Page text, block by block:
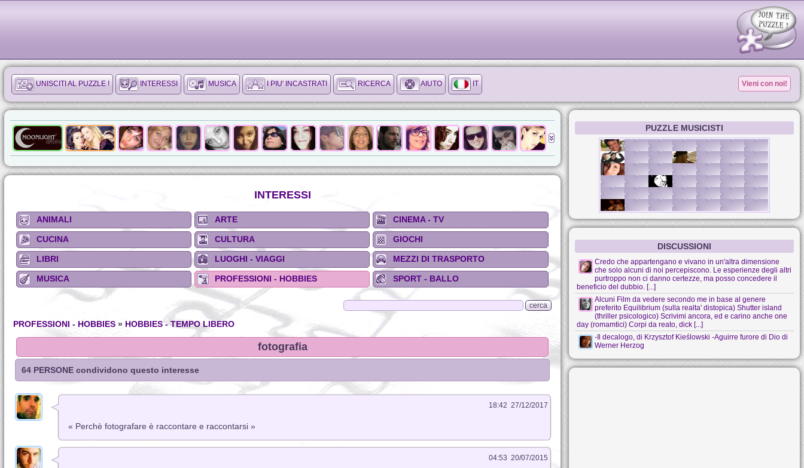
UNISCITI AL PUZZLE ! INTERESSI MUSICA I PIU' INCASTRATI RICERCA AIUTO IT Vieni con noi!
INTERESSI
ANIMALI ARTE CINEMA - TV
CUCINA CULTURA GIOCHI
LIBRI LUOGHI - VIAGGI MEZZI DI TRASPORTO
MUSICA PROFESSIONI - HOBBIES SPORT - BALLO
PROFESSIONI - HOBBIES » HOBBIES - TEMPO LIBERO
fotografia
64 PERSONE condividono questo interesse
18:42 27/12/2017
« Perchè fotografare è raccontare e raccontarsi »
04:53 20/07/2015
PUZZLE MUSICISTI
DISCUSSIONI
Credo che appartengano e vivano in un'altra dimensione
che solo alcuni di noi percepiscono. Le esperienze degli altri
purtroppo non ci danno certezze, ma posso concedere il
beneficio del dubbio. [...]
Alcuni Film da vedere secondo me in base al genere
preferito Equilibrium (sulla realta' distopica) Shutter island
(thriller psicologico) Scrivimi ancora, ed e carino anche one
day (romamtici) Corpi da reato, dick [...]
-Il decalogo, di Krzysztof Kieślowski -Aguirre furore di Dio di
Werner Herzog